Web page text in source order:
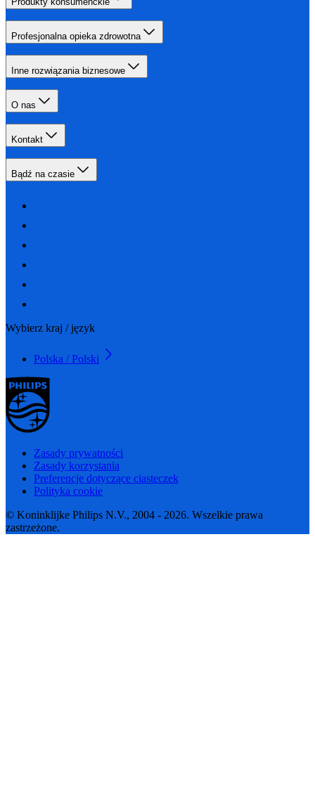
Profesjonalna opieka zdrowotna
Inne rozwiązania biznesowe
O nas
Kontakt
Bądź na czasie
Wybierz kraj / język
Polska / Polski
Zasady prywatności
Zasady korzystania
Preferencje dotyczące ciasteczek
Polityka cookie
© Koninklijke Philips N.V., 2004 - 2026. Wszelkie prawa
zastrzeżone.